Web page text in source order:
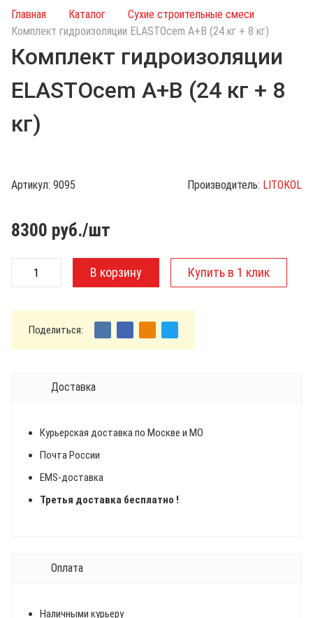
и
с
п
к
т
г
Главная Каталог
Сухие строительные смеси
Комплект гидроизоляции ELASTOcem А+В (24 кг + 8 кг)
Комплект гидроизоляции
ELASTOcem А+В (24 кг + 8
кг)
Артикул: 9095 Производитель: LITOKOL
8300 руб./шт
Поделиться:
Доставка
Курьерская доставка по Москве и МО
Почта России
EMS-доставка
Третья доставка бесплатно !
Оплата
Наличными курьеру